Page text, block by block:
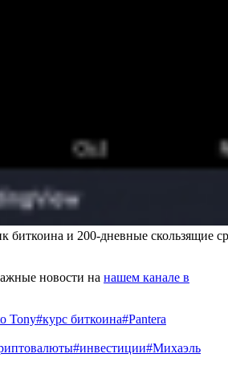
биткоина и 200-дневные скользящие
новости на нашем канале в
Tony#курс биткоина#Pantera
#инвестиции#Михаэль